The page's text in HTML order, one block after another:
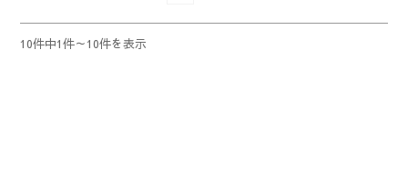
10件中1件～10件を表示